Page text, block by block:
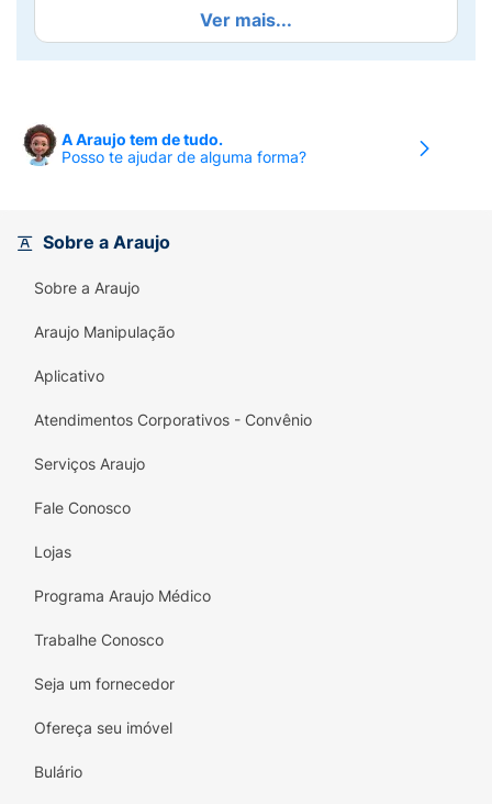
propriedades regeneradoras e altamente
nutritivas. Enquanto oShampoo de
500mlpromove uma limpeza eficiente e
garantindo umanutrição profunda e um brilho
luxuoso incomparável.
Enriquecido com Perfumaria Árabe
os fios com uma fragrância envolvente,
restauração da fibra capilar e combate o
a luminosidade natural aos cabelos.
Rendimento Profissional
livre de crueldade animal (PETA Approved).
Ver mais...
A Araujo tem de tudo.
Posso te ajudar de alguma forma?
Sobre a Araujo
Sobre a Araujo
Araujo Manipulação
Aplicativo
Atendimentos Corporativos - Convênio
Serviços Araujo
Fale Conosco
Lojas
Programa Araujo Médico
Trabalhe Conosco
Seja um fornecedor
Ofereça seu imóvel
Bulário